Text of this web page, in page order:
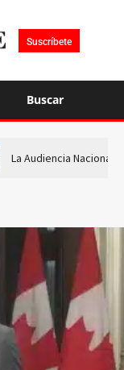
Suscríbete
Buscar
La Audiencia Nacional